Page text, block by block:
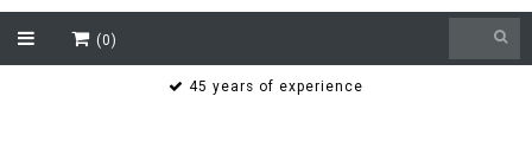
(0)
Bereikbaar ook buiten de openingstijden via whatsapp